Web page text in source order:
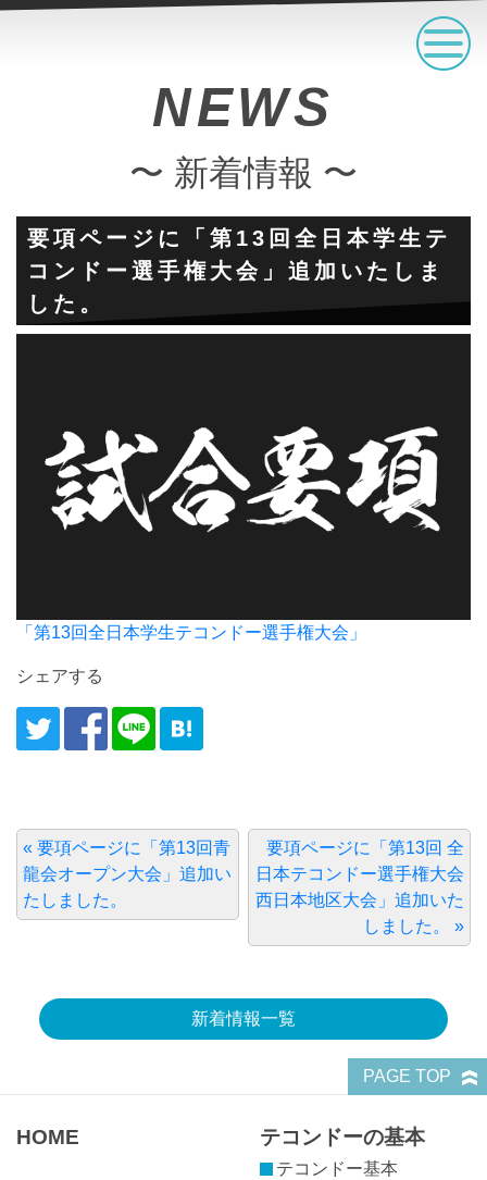
NEWS
〜 新着情報 〜
要項ページに「第13回全日本学生テ
コンドー選手権大会」追加いたしま
した。
「第13回全日本学生テコンドー選手権大会」
シェアする
« 要項ページに「第13回青
龍会オープン大会」追加い
たしました。
要項ページに「第13回 全
日本テコンドー選手権大会
西日本地区大会」追加いた
しました。 »
新着情報一覧
HOME テコンドーの基本
テコンドー基本
PAGE TOP